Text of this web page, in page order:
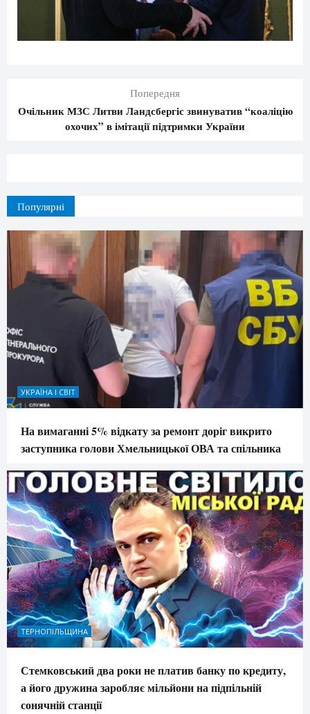
Попередня
Очільник МЗС Литви Ландсбергіс звинуватив “коаліцію
охочих” в імітації підтримки України
Популярні
УКРАЇНА І СВІТ
На вимаганні 5% відкату за ремонт доріг викрито
заступника голови Хмельницької ОВА та спільника
ТЕРНОПІЛЬЩИНА
Стемковський два роки не платив банку по кредиту,
а його дружина заробляє мільйони на підпільній
сонячній станції